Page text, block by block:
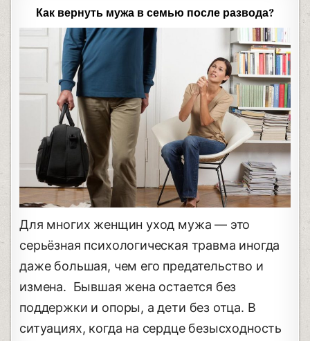
Как вернуть мужа в семью после развода?
Для многих женщин уход мужа — это
серьёзная психологическая травма иногда
даже большая, чем его предательство и
измена. Бывшая жена остается без
поддержки и опоры, а дети без отца. В
ситуациях, когда на сердце безысходность